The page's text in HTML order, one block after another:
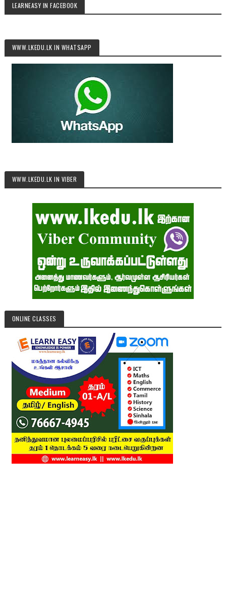
LEARNEASY IN FACEBOOK
WWW.LKEDU.LK IN WHATSAPP
WWW.LKEDU.LK IN VIBER
ONLINE CLASSES